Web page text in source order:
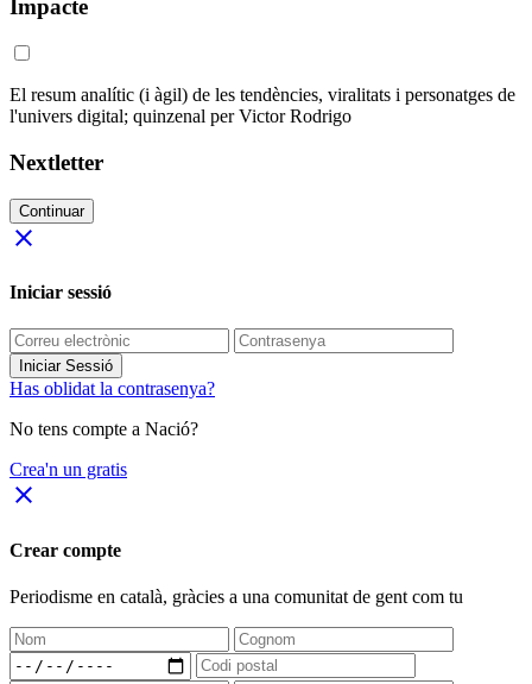
Impacte
El resum analític (i àgil) de les tendències, viralitats i personatges de
l'univers digital; quinzenal per Victor Rodrigo
Nextletter
Continuar
close
Iniciar sessió
Iniciar Sessió
Has oblidat la contrasenya?
No tens compte a Nació?
Crea'n un gratis
close
Crear compte
Periodisme en català, gràcies a una comunitat de gent com tu